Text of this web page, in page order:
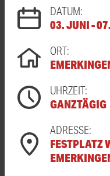
DATUM:
03. JUNI -
ORT:
UHRZEIT:
GANZTÄGIG
ADRESSE:
FESTPLATZ
MERKINGEN